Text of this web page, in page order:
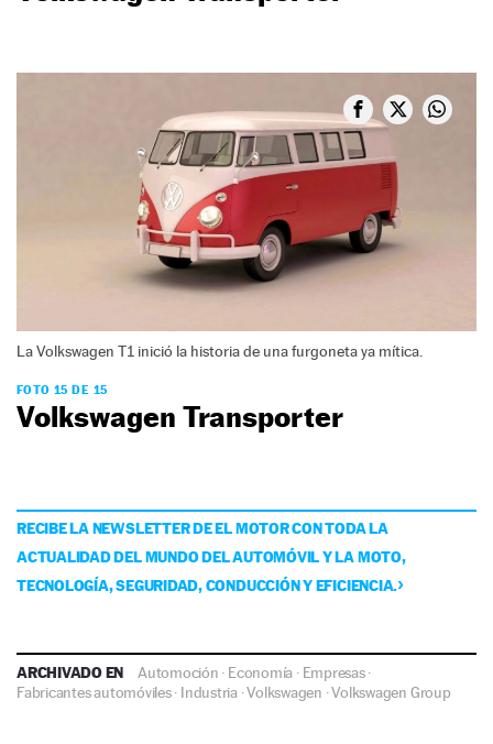
La Volkswagen T1 inició la historia de una furgoneta ya mítica.
FOTO 15 DE 15
Volkswagen Transporter
RECIBE LA NEWSLETTER DE EL MOTOR CON TODA LA
ACTUALIDAD DEL MUNDO DEL AUTOMÓVIL Y LA MOTO,
TECNOLOGÍA, SEGURIDAD, CONDUCCIÓN Y EFICIENCIA.
ARCHIVADO EN Automoción · Economía · Empresas·
Fabricantes automóviles· Industria·Volkswagen ·Volkswagen Group